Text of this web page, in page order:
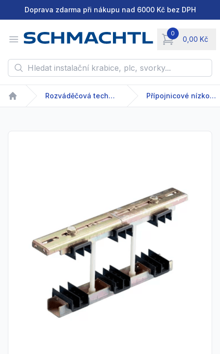
Doprava zdarma při nákupu nad 6000 Kč bez DPH
Open menu
0
0,00 Kč
items in cart,
Hledat instalační krabice, plc, svorky...
Home
Rozváděčová technika Přípojnicové nízkonapětové systémy